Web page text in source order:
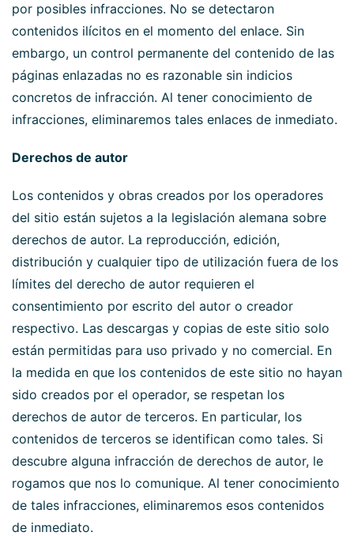
por posibles infracciones. No se detectaron
contenidos ilícitos en el momento del enlace. Sin
embargo, un control permanente del contenido de las
páginas enlazadas no es razonable sin indicios
concretos de infracción. Al tener conocimiento de
infracciones, eliminaremos tales enlaces de inmediato.
Derechos de autor
Los contenidos y obras creados por los operadores
del sitio están sujetos a la legislación alemana sobre
derechos de autor. La reproducción, edición,
distribución y cualquier tipo de utilización fuera de los
límites del derecho de autor requieren el
consentimiento por escrito del autor o creador
respectivo. Las descargas y copias de este sitio solo
están permitidas para uso privado y no comercial. En
la medida en que los contenidos de este sitio no hayan
sido creados por el operador, se respetan los
derechos de autor de terceros. En particular, los
contenidos de terceros se identifican como tales. Si
descubre alguna infracción de derechos de autor, le
rogamos que nos lo comunique. Al tener conocimiento
de tales infracciones, eliminaremos esos contenidos
de inmediato.